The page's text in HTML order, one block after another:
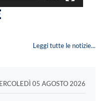
Leggi tutte le notizie...
05 AGOSTO 2026